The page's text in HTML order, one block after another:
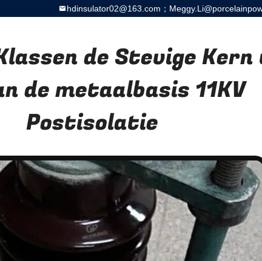
hdinsulator02@163.com；
de Stevige Kern
de metaalbasis 11KV
Postisolatie